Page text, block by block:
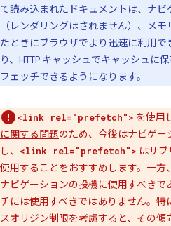
て読み込まれたドキュメントは、ナ
（レンダリングはされません）、メ
たときにブラウザでより迅速に利用
り、HTTP キャッシュでキャッシュに
フェッチできるようになります。
<link rel="prefetch"> を使用
に関する問題のため、今後はナビゲ
し、
<link rel="prefetch"> はサ
使用することをおすすめします。一方
ナビゲーションの投機に使用すべきで
チには使用すべきではありません。特
スオリジン制限を考慮すると、その傾